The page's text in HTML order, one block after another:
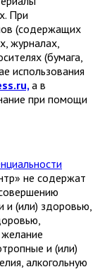
При
(содержащих
журналах,
(бумага,
использования
а в
при помощи
не содержат
и (или) здоровью,
и (или)
алкогольную